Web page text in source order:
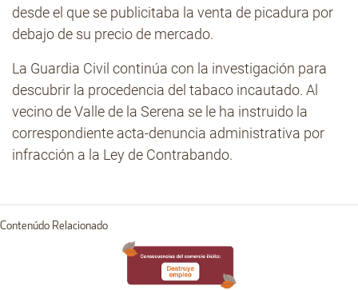
desde el que se publicitaba la venta de picadura por
debajo de su precio de mercado.
La Guardia Civil continúa con la investigación para
descubrir la procedencia del tabaco incautado. Al
vecino de Valle de la Serena se le ha instruido la
correspondiente acta-denuncia administrativa por
infracción a la Ley de Contrabando.
Contenúdo Relacionado